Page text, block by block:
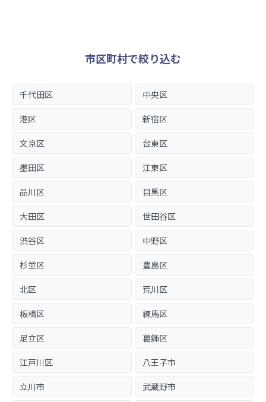
市区町村で絞り込む
千代田区 中央区
港区 新宿区
文京区 台東区
墨田区 江東区
品川区 目黒区
大田区 世田谷区
渋谷区 中野区
杉並区 豊島区
北区 荒川区
板橋区 練馬区
足立区 葛飾区
江戸川区 八王子市
立川市 武蔵野市